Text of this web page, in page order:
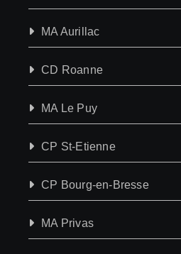
MA Aurillac
CD Roanne
MA Le Puy
CP St-Etienne
CP Bourg-en-Bresse
MA Privas